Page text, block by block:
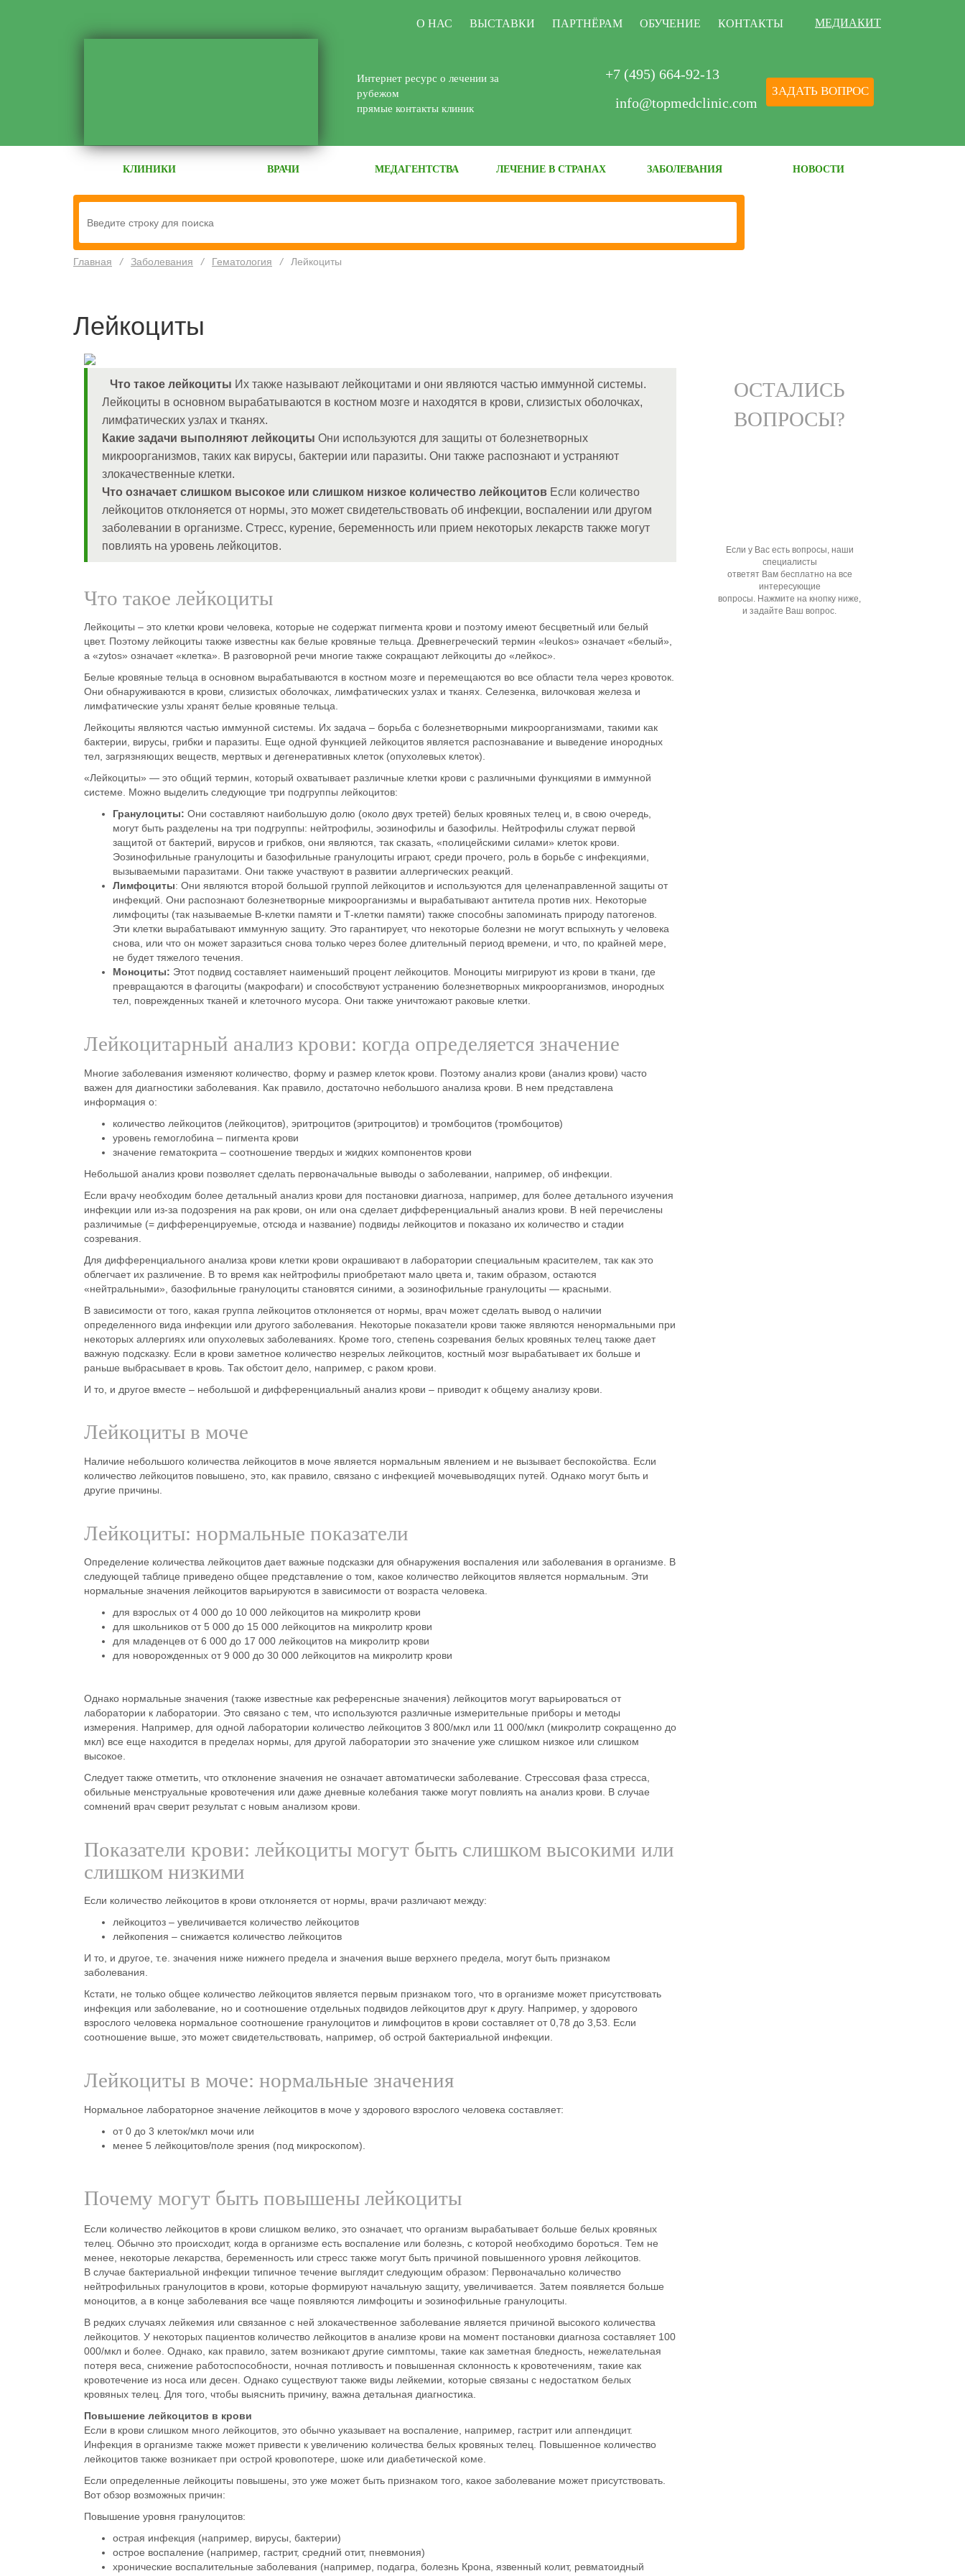
О НАС ВЫСТАВКИ ПАРТНЁРАМ ОБУЧЕНИЕ КОНТАКТЫ МЕДИАКИТ
Интернет ресурс о лечении за
рубежом
прямые контакты клиник
+7 (495) 664-92-13
info@topmedclinic.com
ЗАДАТЬ ВОПРОС
КЛИНИКИ ВРАЧИ МЕДАГЕНТСТВА ЛЕЧЕНИЕ В СТРАНАХ ЗАБОЛЕВАНИЯ НОВОСТИ
Главная / Заболевания / Гематология / Лейкоциты
Лейкоциты
Что такое лейкоциты Их также называют лейкоцитами и они являются частью иммунной системы.
Лейкоциты в основном вырабатываются в костном мозге и находятся в крови, слизистых оболочках,
лимфатических узлах и тканях.
Какие задачи выполняют лейкоциты Они используются для защиты от болезнетворных
микроорганизмов, таких как вирусы, бактерии или паразиты. Они также распознают и устраняют
злокачественные клетки.
Что означает слишком высокое или слишком низкое количество лейкоцитов Если количество
лейкоцитов отклоняется от нормы, это может свидетельствовать об инфекции, воспалении или другом
заболевании в организме. Стресс, курение, беременность или прием некоторых лекарств также могут
повлиять на уровень лейкоцитов.
Что такое лейкоциты
Лейкоциты – это клетки крови человека, которые не содержат пигмента крови и поэтому имеют бесцветный или белый
цвет. Поэтому лейкоциты также известны как белые кровяные тельца. Древнегреческий термин «leukos» означает «белый»,
а «zytos» означает «клетка». В разговорной речи многие также сокращают лейкоциты до «лейкос».
Белые кровяные тельца в основном вырабатываются в костном мозге и перемещаются во все области тела через кровоток.
Они обнаруживаются в крови, слизистых оболочках, лимфатических узлах и тканях. Селезенка, вилочковая железа и
лимфатические узлы хранят белые кровяные тельца.
Лейкоциты являются частью иммунной системы. Их задача – борьба с болезнетворными микроорганизмами, такими как
бактерии, вирусы, грибки и паразиты. Еще одной функцией лейкоцитов является распознавание и выведение инородных
тел, загрязняющих веществ, мертвых и дегенеративных клеток (опухолевых клеток).
«Лейкоциты» — это общий термин, который охватывает различные клетки крови с различными функциями в иммунной
системе. Можно выделить следующие три подгруппы лейкоцитов:
Гранулоциты: Они составляют наибольшую долю (около двух третей) белых кровяных телец и, в свою очередь,
могут быть разделены на три подгруппы: нейтрофилы, эозинофилы и базофилы. Нейтрофилы служат первой
защитой от бактерий, вирусов и грибков, они являются, так сказать, «полицейскими силами» клеток крови.
Эозинофильные гранулоциты и базофильные гранулоциты играют, среди прочего, роль в борьбе с инфекциями,
вызываемыми паразитами. Они также участвуют в развитии аллергических реакций.
Лимфоциты: Они являются второй большой группой лейкоцитов и используются для целенаправленной защиты от
инфекций. Они распознают болезнетворные микроорганизмы и вырабатывают антитела против них. Некоторые
лимфоциты (так называемые В-клетки памяти и Т-клетки памяти) также способны запоминать природу патогенов.
Эти клетки вырабатывают иммунную защиту. Это гарантирует, что некоторые болезни не могут вспыхнуть у человека
снова, или что он может заразиться снова только через более длительный период времени, и что, по крайней мере,
не будет тяжелого течения.
Моноциты: Этотподвид составляет наименьший процент лейкоцитов. Моноциты мигрируют из крови в ткани, где
превращаются в фагоциты (макрофаги) и способствуют устранению болезнетворных микроорганизмов, инородных
тел, поврежденных тканей и клеточного мусора. Они также уничтожают раковые клетки.
Лейкоцитарный анализ крови: когда определяется значение
Многие заболевания изменяют количество, форму и размер клеток крови. Поэтому анализ крови (анализ крови) часто
важен для диагностики заболевания. Как правило, достаточно небольшого анализа крови . В нем представлена
информация о:
количество лейкоцитов (лейкоцитов), эритроцитов (эритроцитов) и тромбоцитов (тромбоцитов)
уровень гемоглобина – пигмента крови
значение гематокрита – соотношение твердых и жидких компонентов крови
Небольшой анализ крови позволяет сделать первоначальные выводы о заболевании, например, об инфекции.
Если врачу необходим более детальный анализ крови для постановки диагноза, например, для более детального изучения
инфекции или из-за подозрения на рак крови, он или она сделает дифференциальный анализ крови . В ней перечислены
различимые (= дифференцируемые, отсюда и название) подвиды лейкоцитов и показано их количество и стадии
созревания.
Для дифференциального анализа крови клетки крови окрашивают в лаборатории специальным красителем, так как это
облегчает их различение. В то время как нейтрофилы приобретают мало цвета и, таким образом, остаются
«нейтральными», базофильные гранулоциты становятся синими, а эозинофильные гранулоциты — красными.
В зависимости от того, какая группа лейкоцитов отклоняется от нормы, врач может сделать вывод о наличии
определенного вида инфекции или другого заболевания. Некоторые показатели крови также являются ненормальными при
некоторых аллергиях или опухолевых заболеваниях. Кроме того, степень созревания белых кровяных телец также дает
важную подсказку. Если в крови заметное количество незрелых лейкоцитов, костный мозг вырабатывает их больше и
раньше выбрасывает в кровь. Так обстоит дело, например, с раком крови.
И то, и другое вместе – небольшой и дифференциальный анализ крови – приводит к общему анализу крови
Лейкоциты в моче
Наличие небольшого количества лейкоцитов в моче является нормальным явлением и не вызывает беспокойства. Если
количество лейкоцитов повышено, это, как правило, связано с инфекцией мочевыводящих путей. Однако могут быть и
другие причины.
Лейкоциты: нормальные показатели
Определение количества лейкоцитов дает важные подсказки для обнаружения воспаления или заболевания в организме. В
следующей таблице приведено общее представление о том, какое количество лейкоцитов является нормальным. Эти
нормальные значения лейкоцитов варьируются в зависимости от возраста человека.
для взрослых от 4 000 до 10 000 лейкоцитов на микролитр крови
для школьников от 5 000 до 15 000 лейкоцитов на микролитр крови
для младенцев от 6 000 до 17 000 лейкоцитов на микролитр крови
для новорожденных от 9 000 до 30 000 лейкоцитов на микролитр крови
Однако нормальные значения (также известные как референсные значения) лейкоцитов могут варьироваться от
лаборатории к лаборатории. Это связано с тем, что используются различные измерительные приборы и методы
измерения. Например, для одной лаборатории количество лейкоцитов 3 800/мкл или 11 000/мкл (микролитр сокращенно до
мкл) все еще находится в пределах нормы, для другой лаборатории это значение уже слишком низкое или слишком
высокое.
Следует также отметить, что отклонение значения не означает автоматически заболевание. Стрессовая фаза стресса,
обильные менструальные кровотечения или даже дневные колебания также могут повлиять на анализ крови. В случае
сомнений врач сверит результат с новым анализом крови.
Показатели крови: лейкоциты могут быть слишком высокими или
слишком низкими
Если количество лейкоцитов в крови отклоняется от нормы, врачи различают между:
лейкоцитоз – увеличивается количество лейкоцитов
лейкопения – снижается количество лейкоцитов
И то, и другое, т.е. значения ниже нижнего предела и значения выше верхнего предела, могут быть признаком
заболевания.
Кстати, не только общее количество лейкоцитов является первым признаком того, что в организме может присутствовать
инфекция или заболевание, но и соотношение отдельных подвидов лейкоцитов друг к другу. Например, у здорового
взрослого человека нормальное соотношение гранулоцитов и лимфоцитов в крови составляет от 0,78 до 3,53. Если
соотношение выше, это может свидетельствовать, например, об острой бактериальной инфекции.
Лейкоциты в моче: нормальные значения
Нормальное лабораторное значение лейкоцитов в моче у здорового взрослого человека составляет:
от 0 до 3 клеток/мкл мочи или
менее 5 лейкоцитов/поле зрения (под микроскопом).
Почему могут быть повышены лейкоциты
Если количество лейкоцитов в крови слишком велико, это означает, что организм вырабатывает больше белых кровяных
телец. Обычно это происходит, когда в организме есть воспаление или болезнь, с которой необходимо бороться. Тем не
менее, некоторые лекарства, беременность или стресс также могут быть причиной повышенного уровня лейкоцитов.
В случае бактериальной инфекции типичное течение выглядит следующим образом: Первоначально количество
нейтрофильных гранулоцитов в крови, которые формируют начальную защиту, увеличивается. Затем появляется больше
моноцитов, а в конце заболевания все чаще появляются лимфоциты и эозинофильные гранулоциты.
В редких случаях лейкемия или связанное с ней злокачественное заболевание является причиной высокого количества
лейкоцитов. У некоторых пациентов количество лейкоцитов в анализе крови на момент постановки диагноза составляет 100
000/мкл и более. Однако, как правило, затем возникают другие симптомы, такие как заметная бледность, нежелательная
потеря веса, снижение работоспособности, ночная потливость и повышенная склонность к кровотечениям, такие как
кровотечение из носа или десен. Однако существуют также виды лейкемии, которые связаны с недостатком белых
кровяных телец. Для того, чтобы выяснить причину, важна детальная диагностика.
Повышение лейкоцитов в крови
Если в крови слишком много лейкоцитов, это обычно указывает на воспаление, например, гастрит или аппендицит.
Инфекция в организме также может привести к увеличению количества белых кровяных телец. Повышенное количество
лейкоцитов также возникает при острой кровопотере, шоке или диабетической коме.
Если определенные лейкоциты повышены, это уже может быть признаком того, какое заболевание может присутствовать.
Вот обзор возможных причин:
Повышение уровня гранулоцитов:
острая инфекция (например, вирусы, бактерии)
острое воспаление (например, гастрит, средний отит, пневмония)
хронические воспалительные заболевания (например, подагра, болезнь Крона, язвенный колит, ревматоидный
ОСТАЛИСЬ
ВОПРОСЫ?
Если у Вас есть вопросы, наши
специалисты
ответят Вам бесплатно на все
интересующие
вопросы. Нажмите на кнопку ниже,
и задайте Ваш вопрос.